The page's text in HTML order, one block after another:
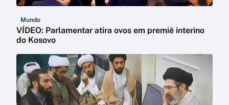
Mundo
VÍDEO: Parlamentar atira ovos em premiê interino
do Kosovo